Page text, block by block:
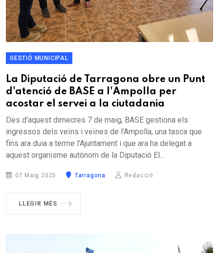
GESTIÓ MUNICIPAL
La Diputació de Tarragona obre un Punt
d'atenció de BASE a l'Ampolla per
acostar el servei a la ciutadania
Des d'aquest dimecres 7 de maig, BASE gestiona els
ingressos dels veïns i veïnes de l'Ampolla, una tasca que
fins ara duia a terme l'Ajuntament i que ara ha delegat a
aquest organisme autònom de la Diputació El...
07 Maig 2025 Tarragona Redacció
LLEGIR MÉS